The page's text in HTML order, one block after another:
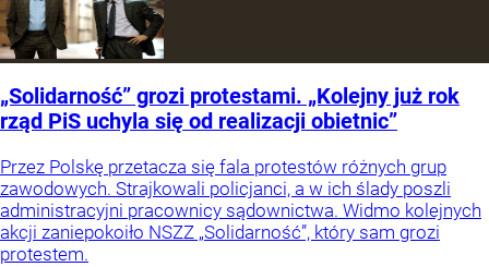
„Solidarność” grozi protestami. „Kolejny już rok
rząd PiS uchyla się od realizacji obietnic”
Przez Polskę przetacza się fala protestów różnych grup
zawodowych. Strajkowali policjanci, a w ich ślady poszli
administracyjni pracownicy sądownictwa. Widmo kolejnych
akcji zaniepokoiło NSZZ „Solidarność”, który sam grozi
protestem.